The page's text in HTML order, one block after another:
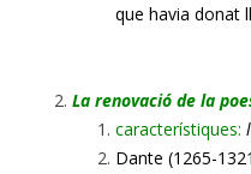
que havia donat
La renovació de la
característiques:
Dante (1265-